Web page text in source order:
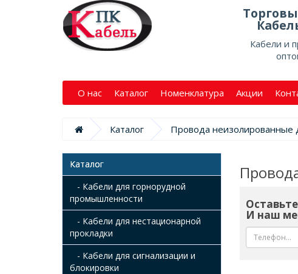
Кабели и
О нас Каталог Номенклатура Акции
Каталог Провода неизолированные
Каталог
- Кабели для горнорудной
промышленности
- Кабели для нестационарной
прокладки
- Кабели для сигнализации и
блокировки
И наш